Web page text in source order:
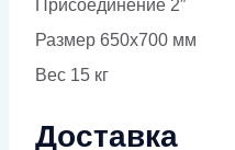
Присоединение 2″
Размер 650х700 мм
Вес 15 кг
Доставка